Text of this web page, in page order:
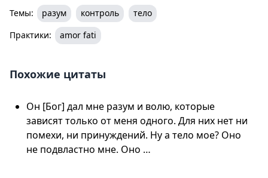
Темы: разум контроль
тело
Практики:
amor fati
Похожие цитаты
Он [Бог] дал мне разум и волю, которые
зависят только от меня одного. Для них нет ни
помехи, ни принуждений. Ну а тело мое? Оно
не подвластно мне. Оно …